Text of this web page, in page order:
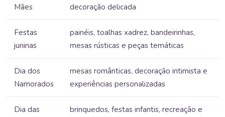
Mães
decoração delicada
Festas
juninas
painéis, toalhas xadrez, bandeirinhas,
mesas rústicas e peças temáticas
Dia dos
Namorados
mesas românticas, decoração intimista e
experiências personalizadas
Dia das
brinquedos, festas infantis, recreação e